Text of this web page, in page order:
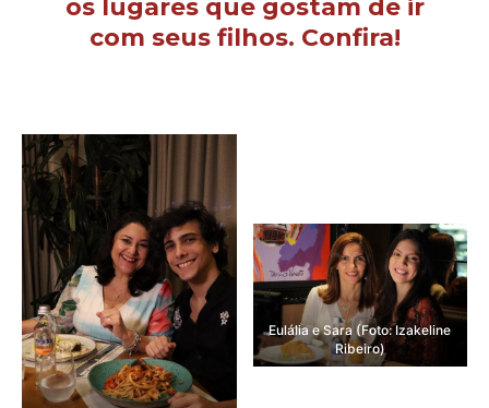
os lugares que gostam de ir
com seus filhos. Confira!
Eulália e Sara (Foto: Izakeline
Ribeiro)